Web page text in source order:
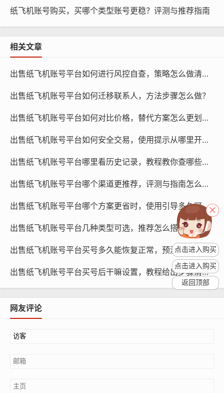
纸飞机账号购买, 在线购买tg账号, 电报聊天账号购买,wdd
界的第一步，一个纸飞机账号可以让您开始分享您的想法
体,那么购买一个纸飞机账号是一个很好的选择。
动，那么购买多个纸飞机账号可能是一个更好的选择，这
的受众群体。
纸飞机账号购买，买哪个类型账号更稳？评测与推荐指南
相关文章
出售纸飞机账号平台如何进行风控自查，策略怎么做清单？
出售纸飞机账号平台如何迁移联系人，方法步骤怎么做？
出售纸飞机账号平台如何对比价格，替代方案怎么更划算？
出售纸飞机账号平台如何安全交易，使用提示从哪里开始？
出售纸飞机账号平台哪里看历史记录，教程教你查哪些信息？
出售纸飞机账号平台哪个渠道更推荐，评测与指南怎么写？
出售纸飞机账号平台哪个方案更省时，使用引导多久可完成？
出售纸飞机账号平台几种类型可选，推荐怎么搭配用途？
出售纸飞机账号平台买号多久能恢复正常，预测原因是什么？
出售纸飞机账号平台买号后干嘛设置，教程给出步骤清单？
网友评论
点击进入购买
点击进入购买
返回顶部